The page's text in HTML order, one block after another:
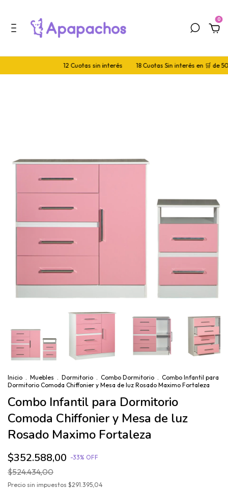
0
12 Cuotas sin interés 18 Cuotas Sin interés en 🛒 de
Inicio . Muebles . Dormitorio . Combo Dormitorio . Combo Infantil para
Dormitorio Comoda Chiffonier y Mesa de luz Rosado Maximo Fortaleza
Combo Infantil para Dormitorio
Comoda Chiffonier y Mesa de luz
Rosado Maximo Fortaleza
$352.588,00 -33% OFF
$524.434,00
Precio sin impuestos $291.395,04